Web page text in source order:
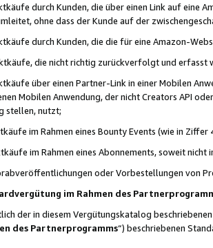
durch Kunden, die über einen Link auf eine
ohne dass der Kunde auf der
durch Kunden, die die für eine Amazon-
die nicht richtig zurückverfolgt und erfasst
über einen Partner-Link in einer Mobilen
Mobilen Anwendung, der nicht Creators API
stellen, nutzt;
im Rahmen eines Bounty Events (wie in
im Rahmen eines Abonnements, soweit nicht
oder Vorbestellungen von
im Rahmen des
der in diesem Vergütungskatalog
des Partnerprogramms“) beschriebenen